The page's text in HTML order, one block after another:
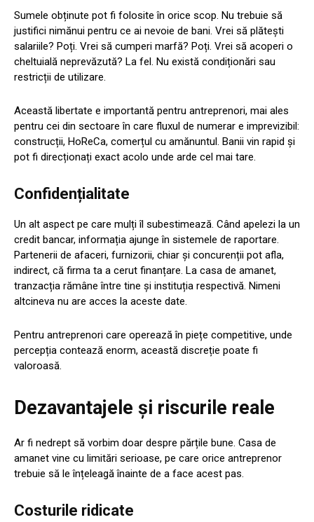
Sumele obținute pot fi folosite în orice scop. Nu trebuie să
justifici nimănui pentru ce ai nevoie de bani. Vrei să plătești
salariile? Poți. Vrei să cumperi marfă? Poți. Vrei să acoperi o
cheltuială neprevăzută? La fel. Nu există condiționări sau
restricții de utilizare.
Această libertate e importantă pentru antreprenori, mai ales
pentru cei din sectoare în care fluxul de numerar e imprevizibil:
construcții, HoReCa, comerțul cu amănuntul. Banii vin rapid și
pot fi direcționați exact acolo unde arde cel mai tare.
Confidențialitate
Un alt aspect pe care mulți îl subestimează. Când apelezi la un
credit bancar, informația ajunge în sistemele de raportare.
Partenerii de afaceri, furnizorii, chiar și concurenții pot afla,
indirect, că firma ta a cerut finanțare. La casa de amanet,
tranzacția rămâne între tine și instituția respectivă. Nimeni
altcineva nu are acces la aceste date.
Pentru antreprenori care operează în piețe competitive, unde
percepția contează enorm, această discreție poate fi
valoroasă.
Dezavantajele și riscurile reale
Ar fi nedrept să vorbim doar despre părțile bune. Casa de
amanet vine cu limitări serioase, pe care orice antreprenor
trebuie să le înțeleagă înainte de a face acest pas.
Costurile ridicate